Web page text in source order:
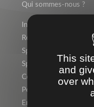
Qui sommes-nous ?
Indépendant ?
Rejoignez l’équipe !
Sports Individuels
Sport Collectif
Collectivités, Scolaire
Personnalisation,
Entreprise,
This
and
over